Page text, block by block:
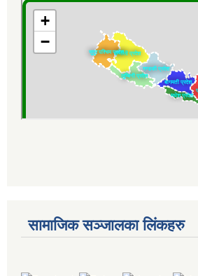
सामाजिक सञ्जालका लिंकहरु